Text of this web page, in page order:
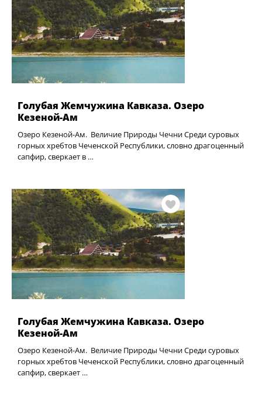
Голубая Жемчужина Кавказа. Озеро
Кезеной-Ам
Озеро Кезеной-Ам. Величие Природы Чечни Среди суровых
горных хребтов Чеченской Республики, словно драгоценный
сапфир, сверкает в …
Голубая Жемчужина Кавказа. Озеро
Кезеной-Ам
Озеро Кезеной-Ам. Величие Природы Чечни Среди суровых
горных хребтов Чеченской Республики, словно драгоценный
сапфир, сверкает …